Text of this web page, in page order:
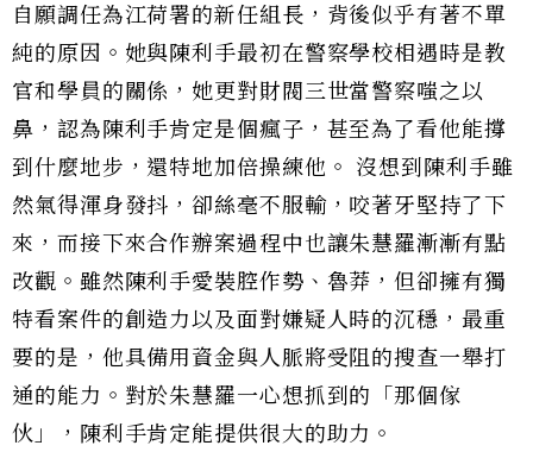
自願調任為江荷署的新任組長，背後似乎有著不單
純的原因。她與陳利手最初在警察學校相遇時是教
官和學員的關係，她更對財閥三世當警察嗤之以
鼻，認為陳利手肯定是個瘋子，甚至為了看他能撐
到什麼地步，還特地加倍操練他。 沒想到陳利手雖
然氣得渾身發抖，卻絲毫不服輸，咬著牙堅持了下
來，而接下來合作辦案過程中也讓朱慧羅漸漸有點
改觀。雖然陳利手愛裝腔作勢、魯莽，但卻擁有獨
特看案件的創造力以及面對嫌疑人時的沉穩，最重
要的是，他具備用資金與人脈將受阻的搜查一舉打
通的能力。對於朱慧羅一心想抓到的「那個傢
伙」，陳利手肯定能提供很大的助力。